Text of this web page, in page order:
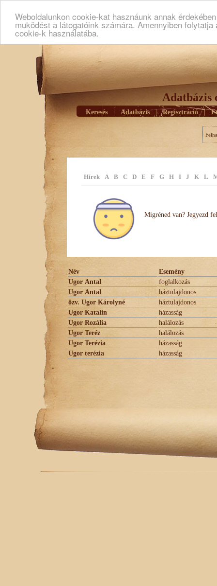
Weboldalunkon cookie-kat hasznáunk annak
muködést a látogatóink számára. Amennyiben
cookie-k használatába.
Adatbázis
Keresés Adatbázis | Regisztráció |
Hírek A B C D E F G H I J K L
Migréned van? Jegyezd
Név
Esemény
Ugor Antal
foglalkozás
Ugor Antal
háztulajdonos
özv. Ugor Károlyné
háztulajdonos
Ugor Katalin
házasság
Ugor Rozália
halálozás
Ugor Teréz
halálozás
Ugor Terézia
házasság
Ugor terézia
házasság